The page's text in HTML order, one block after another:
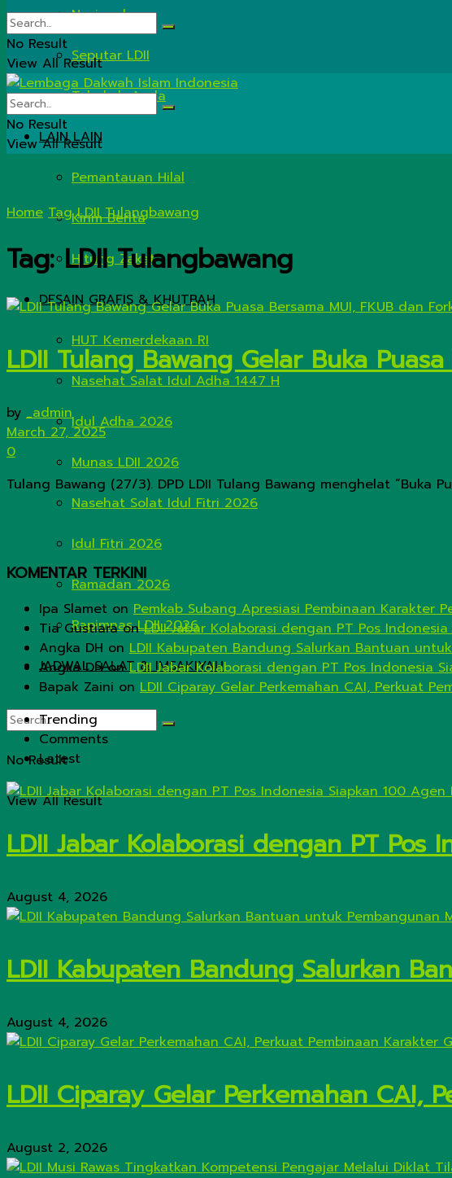
Nasional
Seputar LDII
Tahukah Anda
LAIN LAIN
Pemantauan Hilal
Kirim Berita
Hitung Zakat
DESAIN GRAFIS & KHUTBAH
HUT Kemerdekaan RI
Nasehat Salat Idul Adha 1447 H
Idul Adha 2026
Munas LDII 2026
Nasehat Solat Idul Fitri 2026
Idul Fitri 2026
Ramadan 2026
Rapimnas LDII 2026
JADWAL SALAT & IMSAKIYAH
No Result
View All Result
No Result
View All Result
No Result
View All Result
Home Tag LDII Tulangbawang
Tag:LDII Tulangbawang
LDII Tulang Bawang Gelar Buka
by _admin
March 27, 2025
0
Tulang Bawang (27/3). DPD LDII Tulang Bawang menghelat “Buka
KOMENTAR TERKINI
Ipa Slamet on Pemkab Subang Apresiasi Pembinaan Karakter
Tia GustiaraonLDII Jabar Kolaborasi dengan PT Pos
Angka DH on LDII Kabupaten Bandung Salurkan Bantuan
Angka DHonLDII Jabar Kolaborasi dengan PT Pos Indonesia
Bapak Zaini on LDII Ciparay Gelar Perkemahan CAI, Perkuat
Trending
Comments
Latest
LDII Jabar Kolaborasi dengan PT Pos
August 4, 2026
LDII Kabupaten Bandung Salurkan
August 4, 2026
LDII Ciparay Gelar Perkemahan CAI,
August 2, 2026